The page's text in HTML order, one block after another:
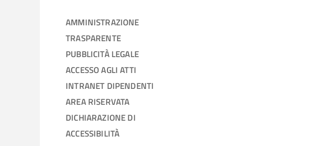
AMMINISTRAZIONE
TRASPARENTE
PUBBLICITÀ LEGALE
ACCESSO AGLI ATTI
INTRANET DIPENDENTI
AREA RISERVATA
DICHIARAZIONE DI
ACCESSIBILITÀ